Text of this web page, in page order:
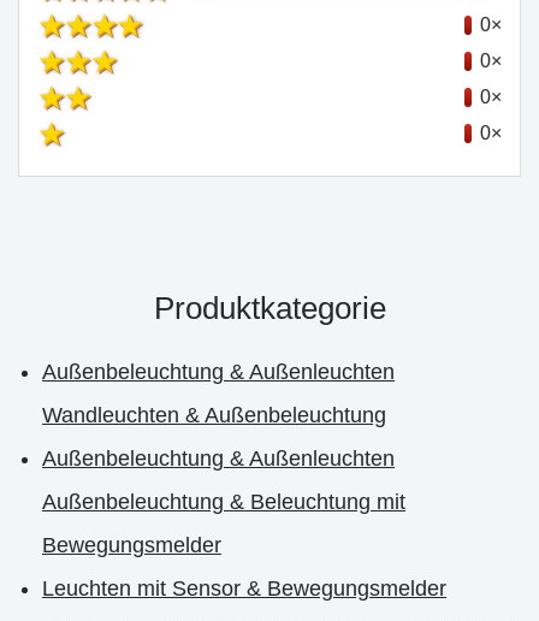
0×
0×
0×
0×
Produktkategorie
Außenbeleuchtung & Außenleuchten
Wandleuchten & Außenbeleuchtung
Außenbeleuchtung & Außenleuchten
Außenbeleuchtung & Beleuchtung mit
Bewegungsmelder
Leuchten mit Sensor & Bewegungsmelder